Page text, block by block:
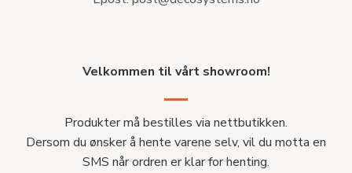
Velkommen til vårt showroom!
Produkter må bestilles via nettbutikken.
Dersom du ønsker å hente varene selv, vil du motta en
SMS når ordren er klar for henting.